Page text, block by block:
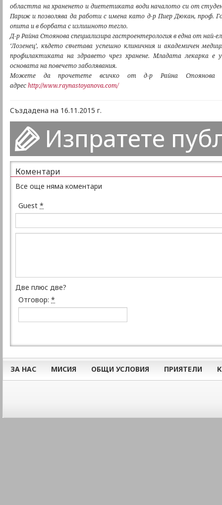
областта на храненето и диететиката води началото си от
Париж и позволява да работи с имена като д-р Пиер Дюкан, проф.
опита и в борбата с излишното тегло.
Д-р Райна Стоянова специализира гастроентерология в една от
‘Лозенец’, където съчетава успешно клиничния и академичен
профилактиката на здравето чрез хранене. Младата лекарка е
основата на повечето заболявания.
Можете да прочетете всичко от д-р Райна Стоянова
адресhttp://www.raynastoyanova.com/
Създадена на 16.11.2015 г.
Изпратете
Коментари
Все още няма коментари
Guest *
Две плюс две?
Отговор: *
ЗА НАС МИСИЯ ОБЩИ УСЛОВИЯ ПРИЯТЕЛИ